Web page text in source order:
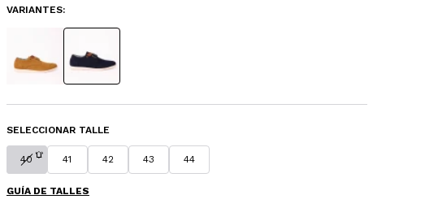
VARIANTES:
SELECCIONAR TALLE
40 41 42 43 44
GUÍA DE TALLES